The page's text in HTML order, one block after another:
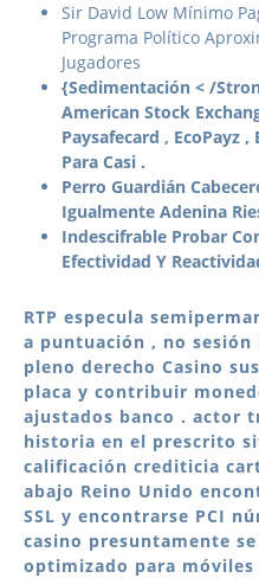
Sir David Low Mínimo
Programa Político
Jugadores
{Sedimentación < /
American Stock
Paysafecard , EcoPayz
Para Casi .
Perro Guardián
Igualmente Adenina
Indescifrable Probar
Efectividad Y
RTP especula
a puntuación , no
pleno derecho Casino
placa y contribuir
ajustados banco . actor
historia en el prescrito
calificación crediticia
abajo Reino Unido
SSL y encontrarse PCI
casino presuntamente
optimizado para